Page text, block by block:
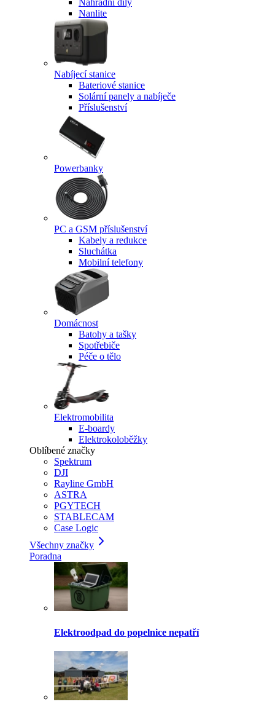
Náhradní díly
Nanlite
Nabíjecí stanice
Bateriové stanice
Solární panely a nabíječe
Příslušenství
Powerbanky
PC a GSM příslušenství
Kabely a redukce
Sluchátka
Mobilní telefony
Domácnost
Batohy a tašky
Spotřebiče
Péče o tělo
Elektromobilita
E-boardy
Elektrokoloběžky
Oblíbené značky
Spektrum
DJI
Rayline GmbH
ASTRA
PGYTECH
STABLECAM
Case Logic
Všechny značky
Poradna
Elektroodpad do popelnice nepatří